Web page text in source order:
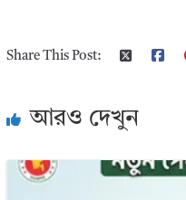
Share This Post:
আরও দেখুন